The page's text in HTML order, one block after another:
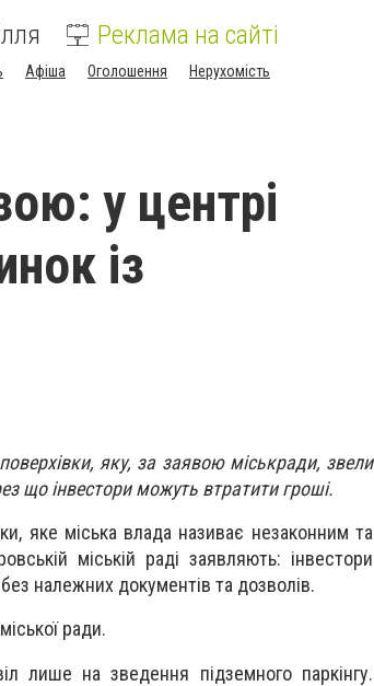
Реклама на сайті
Афіша Оголошення Нерухомість
у центрі
із
яку, за заявою міськради, звели
що інвестори можуть втратити гроші.
яке міська влада називає незаконним та
міській раді заявляють: інвестори
належних документів та дозволів.
ради.
лише на зведення підземного паркінгу.